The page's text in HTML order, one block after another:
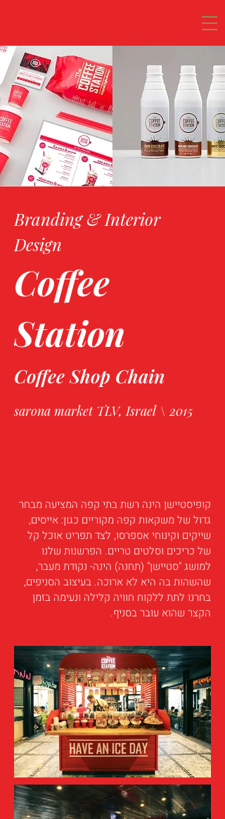
Branding & Interior
Design
Coffee
Station
Coffee Shop Chain
sarona market TLV, Israel \ 2015
קופיסטיישן הינה רשת בתי קפה המציעה מבחר
גדול של משקאות קפה מקוריים כגון: אייסים,
שייקים וקינוחי אספרסו, לצד תפריט אוכל קל
של כריכים וסלטים טריים. הפרשנות שלנו
למושג "סטיישן" (תחנה) הינה- נקודת מעבר,
שהשהות בה היא לא ארוכה. בעיצוב הסניפים,
בחרנו לתת ללקוח חוויה קלילה ונעימה בזמן
הקצר שהוא עובר בסניף.